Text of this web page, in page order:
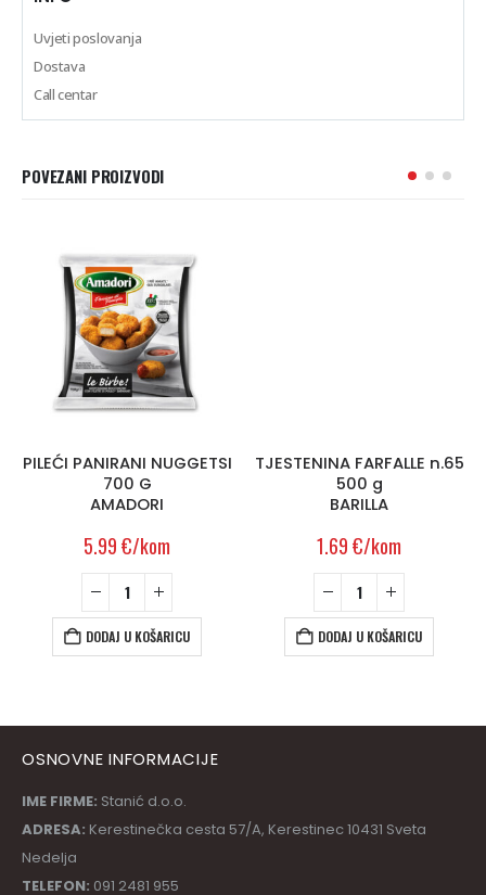
Uvjeti poslovanja
Dostava
Call centar
POVEZANI PROIZVODI
PILEĆI PANIRANI NUGGETSI
700 G
AMADORI
5.99€/kom
DODAJ U KOŠARICU
TJESTENINA FARFALLE n.65
500 g
BARILLA
1.69€/kom
DODAJ U KOŠARICU
OSNOVNE INFORMACIJE
IME FIRME: Stanić d.o.o.
ADRESA: Kerestinečka cesta 57/A, Kerestinec 10431 Sveta
Nedelja
TELEFON: 091 2481 955